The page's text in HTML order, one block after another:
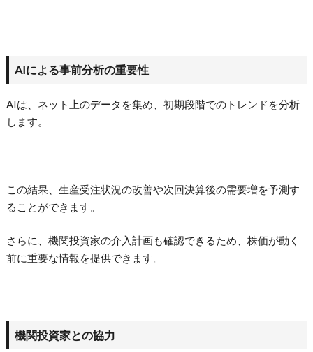
AIによる事前分析の重要性
AIは、ネット上のデータを集め、初期段階でのトレンドを分析
します。
この結果、生産受注状況の改善や次回決算後の需要増を予測す
ることができます。
さらに、機関投資家の介入計画も確認できるため、株価が動く
前に重要な情報を提供できます。
機関投資家との協力